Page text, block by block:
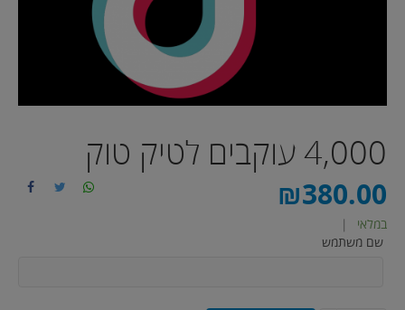
4,000 עוקבים לטיק טוק
₪380.00
במלאי
שם משתמש